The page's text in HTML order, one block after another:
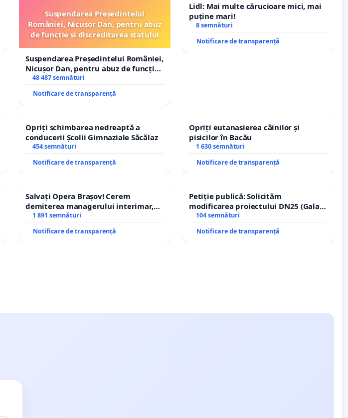
Suspendarea Președintelui
României, Nicușor Dan, pentru abuz
de funcție și discreditarea statului
Suspendarea Președintelui României,
Nicușor Dan, pentru abuz de funcție
și discreditarea statului
48 487 semnături
Notificare de transparență
Lidl: Mai multe cărucioare mici, mai
puține mari!
8 semnături
Notificare de transparență
Opriți schimbarea nedreaptă a
conducerii Școlii Gimnaziale Săcălaz
454 semnături
Notificare de transparență
Opriți eutanasierea câinilor și
pisicilor în Bacău
1 630 semnături
Notificare de transparență
Salvați Opera Brașov! Cerem
demiterea managerului interimar,
Petrean Lucian-Marius!
1 891 semnături
Notificare de transparență
Petiție publică: Solicităm
modificarea proiectului DN25 (Galați
– Hanu Conachi) prin devierea
104 semnături
Notificare de transparență